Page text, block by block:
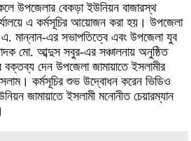
উপজেলার বেকড়া ইউনিয়ন বাজারস্থ
এ কর্মসূচির আয়োজন করা হয়। উপজেলা
মান্নান-এর সভাপতিত্বে এবং উপজেলা যুব
মো. আব্দুস সবুর-এর সঞ্চালনায় অনুষ্ঠিত
বক্তব্য দেন উপজেলা জামায়াতে ইসলামীর
কর্মসূচির শুভ উদ্বোধন করেন ভিডিও
জামায়াতে ইসলামী মনোনীত চেয়ারম্যান